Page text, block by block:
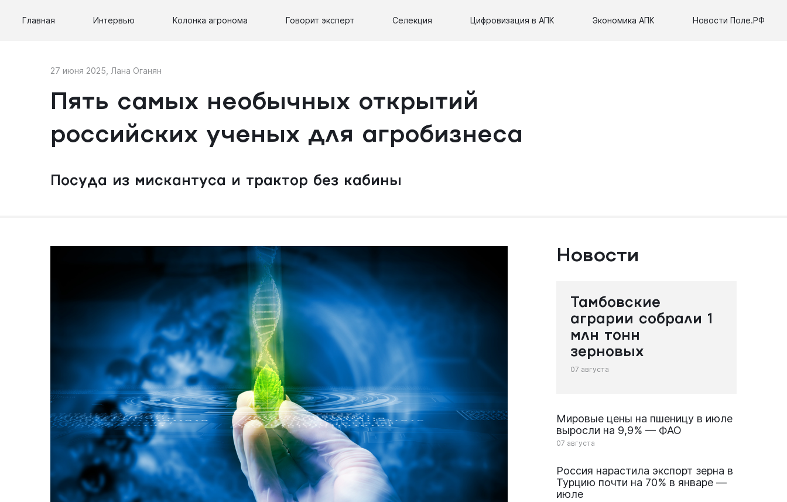
Главная Интервью Колонка агронома Говорит эксперт Селекция Цифровизация в АПК Экономика АПК Новости Поле.РФ
27 июня 2025 Лана Оганян
Пять самых необычных открытий
российских ученых для агробизнеса
Посуда из мискантуса и трактор без кабины
Новости
Тамбовские
аграрии собрали 1
млн тонн
зерновых
07 августа
Мировые цены на пшеницу в июле
выросли на 9,9% — ФАО
07 августа
Россия нарастила экспорт зерна в
Турцию почти на 70% в январе —
июле